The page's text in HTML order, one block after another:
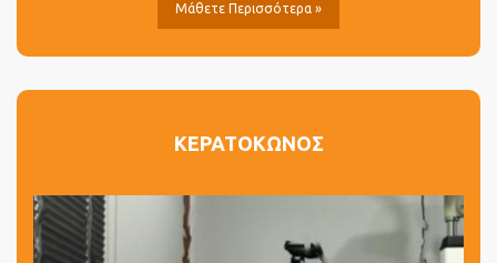
Μάθετε Περισσότερα »
ΚΕΡΑΤΟΚΩΝΟΣ